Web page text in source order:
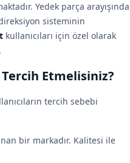
Yedek parça arayışında
sisteminin
kullanıcıları için özel olarak
Etmelisiniz?
tercih sebebi
bir markadır. Kalitesi ile